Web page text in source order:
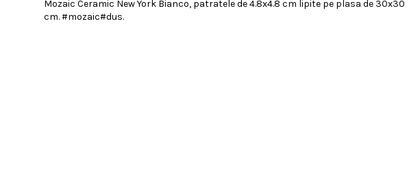
Mozaic Ceramic New York Bianco, patratele de 4.8x4.8 cm lipite pe plasa de 30x30
cm. #mozaic#dus.